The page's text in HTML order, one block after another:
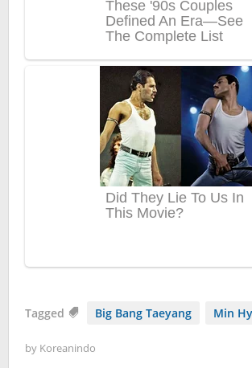
Tagged Big Bang Taeyang Min
by Koreanindo